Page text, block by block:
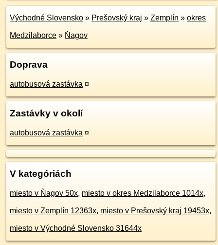
Východné Slovensko » Prešovský kraj » Zemplín » okres
Medzilaborce » Ňagov
Doprava
autobusová zastávka ¤
Zastávky v okolí
autobusová zastávka ¤
V kategóriách
miesto v Ňagov 50x, miesto v okres Medzilaborce 1014x,
miesto v Zemplín 12363x, miesto v Prešovský kraj 19453x,
miesto v Východné Slovensko 31644x